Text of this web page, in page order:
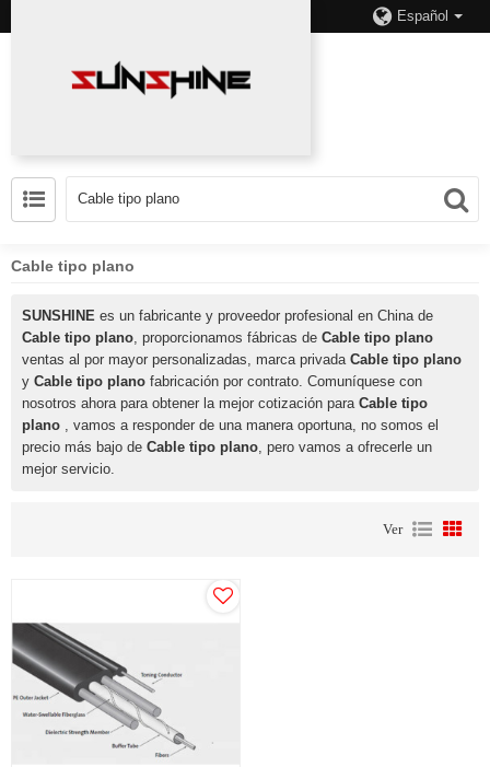
Español
Cable tipo plano
SUNSHINE es un fabricante y proveedor profesional en China de
Cable tipo plano, proporcionamos fábricas de Cable tipo plano
ventas al por mayor personalizadas, marca privada Cable tipo plano
y Cable tipo plano fabricación por contrato. Comuníquese con
nosotros ahora para obtener la mejor cotización para Cable tipo
plano , vamos a responder de una manera oportuna, no somos el
precio más bajo de Cable tipo plano, pero vamos a ofrecerle un
mejor servicio.
Ver